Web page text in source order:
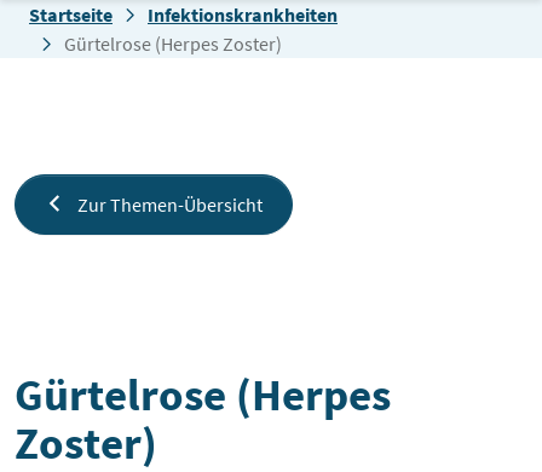
Zum Inhalt springen
Startseite
Infektionskrankheiten
Gürtelrose (Herpes Zoster)
Zur Themen-Übersicht
Gürtelrose (Herpes Zoster)
Gürtelrose (Herpes
Zoster)